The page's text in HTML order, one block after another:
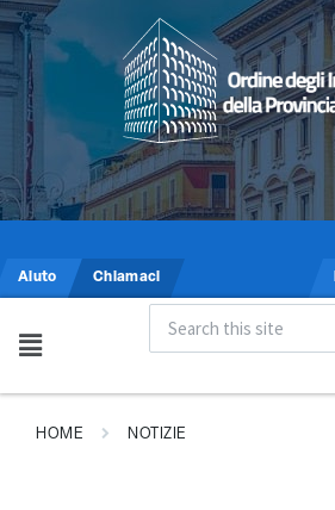
Aiuto Chiamaci
HOME NOTIZIE